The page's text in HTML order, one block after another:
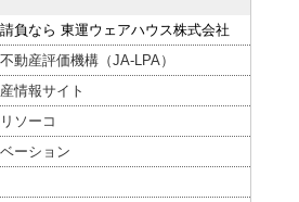
負なら 東運ウェアハウス株式会社
動産評価機構（JA-LPA）
情報サイト
ソーコ
ーション